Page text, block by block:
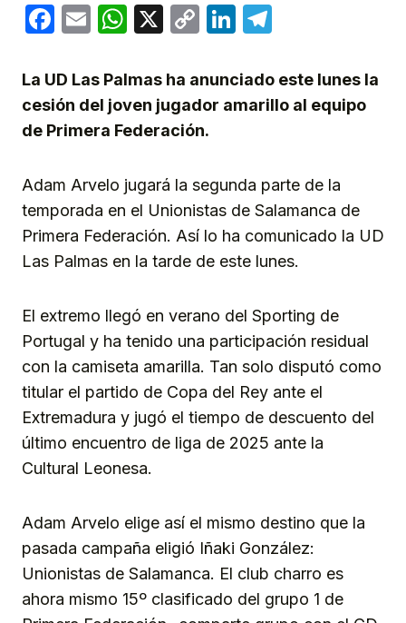
Facebook
EmailWhatsApp
X
CopyLinkedIn
La UD Las Palmas ha anunciado este lunes la
cesión del joven jugador amarillo al equipo
de Primera Federación.
Adam Arvelo jugará la segunda parte de la
temporada en el Unionistas de Salamanca de
Primera Federación. Así lo ha comunicado la UD
Las Palmas en la tarde de este lunes.
El extremo llegó en verano del Sporting de
Portugal y ha tenido una participación residual
con la camiseta amarilla. Tan solo disputó como
titular el partido de Copa del Rey ante el
Extremadura y jugó el tiempo de descuento del
último encuentro de liga de 2025 ante la
Cultural Leonesa.
Adam Arvelo elige así el mismo destino que la
pasada campaña eligió Iñaki González:
Unionistas de Salamanca. El club charro es
ahora mismo 15º clasificado del grupo 1 de